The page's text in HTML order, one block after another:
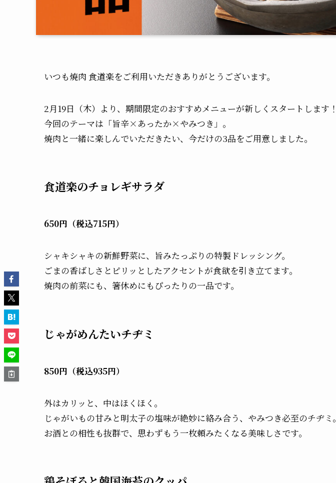
いつも焼肉 食道楽をご利用いただきありがとうございます。
2月19日（木）より、期間限定のおすすめメニューが新しくスタートします！
今回のテーマは「旨辛×あったか×やみつき」。
焼肉と一緒に楽しんでいただきたい、今だけの3品をご用意しました。
食道楽のチョレギサラダ
650円（税込715円）
シャキシャキの新鮮野菜に、旨みたっぷりの特製ドレッシング。
ごまの香ばしさとピリッとしたアクセントが食欲を引き立てます。
焼肉の前菜にも、箸休めにもぴったりの一品です。
じゃがめんたいチヂミ
850円（税込935円）
外はカリッと、中はほくほく。
じゃがいもの甘みと明太子の塩味が絶妙に絡み合う、やみつき必至のチヂミ。
お酒との相性も抜群で、思わずもう一枚頼みたくなる美味しさです。